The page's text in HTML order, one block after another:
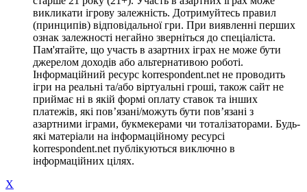
викликати ігрову залежність. Дотримуйтесь правил
(принципів) відповідальної гри. При виявленні перших
ознак залежності негайно зверніться до спеціаліста.
Пам'ятайте, що участь в азартних іграх не може бути
джерелом доходів або альтернативою роботі.
Інформаційний ресурс korrespondent.net не проводить
ігри на реальні та/або віртуальні гроші, також сайт не
приймає ні в якій формі оплату ставок та інших
платежів, які пов’язані/можуть бути пов’язані з
азартними іграми, букмекерами чи тоталізаторами. Будь-
які матеріали на інформаційному ресурсі
korrespondent.net публікуються виключно в
інформаційних цілях.
X